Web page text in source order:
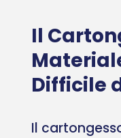
Il
Difficile
Il